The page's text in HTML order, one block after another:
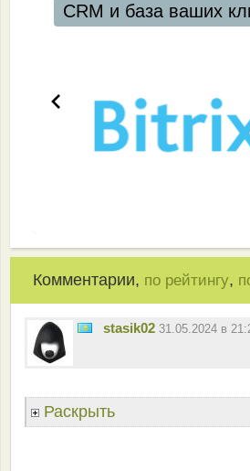
CRM и база ваших
Комментарии, по рейтингу,
stasik02 31.05.2024 в
Раскрыть